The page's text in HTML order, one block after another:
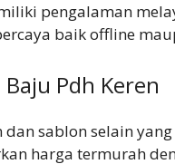
pengalaman
baik offline
Baju Pdh Keren
dan sablon selain
harga termurah